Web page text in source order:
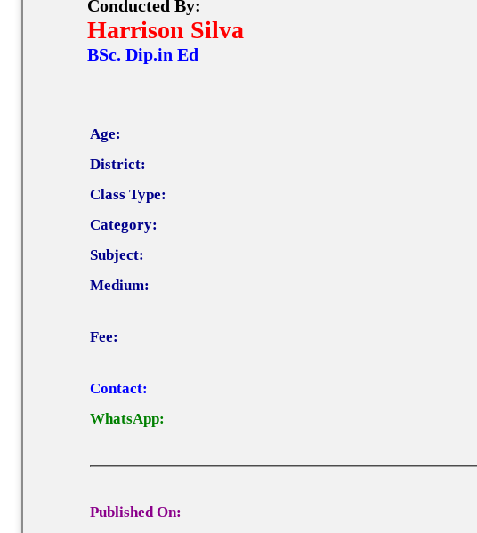
Conducted By:
Harrison Silva
BSc. Dip.in Ed
Age:
District:
Class Type:
Category:
Subject:
Medium:
Fee:
Contact:
WhatsApp:
Published On: